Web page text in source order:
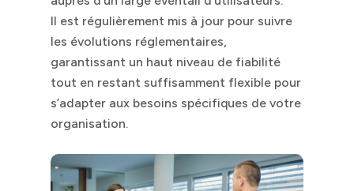
Il est régulièrement mis à jour pour suivre
les évolutions réglementaires,
garantissant un haut niveau de fiabilité
tout en restant suffisamment flexible pour
s’adapter aux besoins spécifiques de votre
organisation.